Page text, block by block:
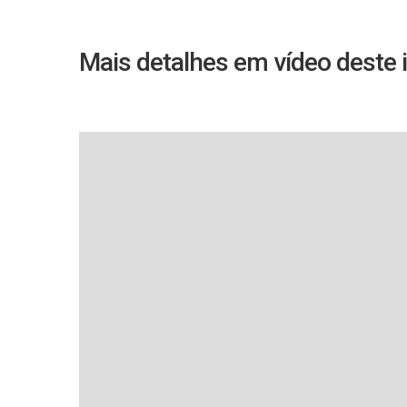
Mais detalhes em vídeo deste